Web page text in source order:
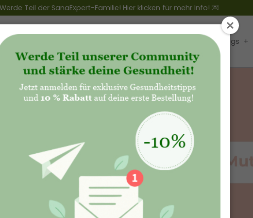
Werde Teil der SanaExpert-Familie! Hier klicken für mehr Info! 💌
Club Blogs +